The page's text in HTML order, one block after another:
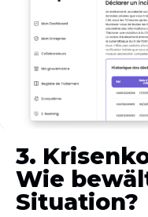
3.
Wie
Situation?